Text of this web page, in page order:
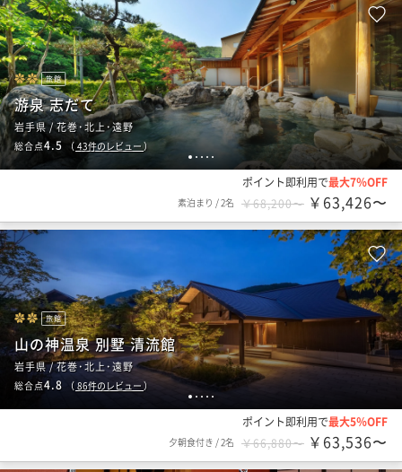
1 2 3 4 5
旅館
游泉 志だて
岩手県 / 花巻･北上･遠野
総合点4.5 （ 43件のレビュー）
ポイント即利用で最大7％OFF
素泊まり /2名 ￥68,200〜 ￥63,426〜
1 2 3 4 5
旅館
山の神温泉 別墅 清流館
岩手県 / 花巻･北上･遠野
総合点4.8 （ 86件のレビュー）
ポイント即利用で最大5％OFF
夕朝食付き /2名 ￥66,880〜 ￥63,536〜